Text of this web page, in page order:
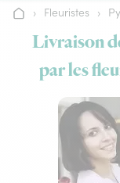
Accueil
› Fleuristes ›
Livraison
par les